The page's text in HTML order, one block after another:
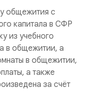
общежития с
капитала в СФР
из учебного
в общежитии, а
в общежитии,
а также
за счёт